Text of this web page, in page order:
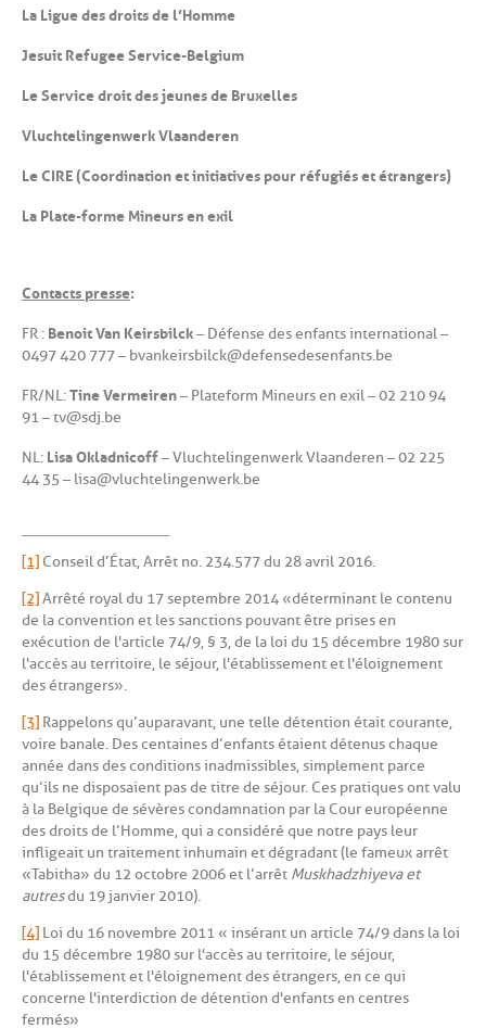
La Ligue des droits de l’Homme
Jesuit Refugee Service-Belgium
Le Service droit des jeunes de Bruxelles
Vluchtelingenwerk Vlaanderen
Le CIRE (Coordination et initiatives pour réfugiés et étrangers)
La Plate-forme Mineurs en exil
Contacts presse:
FR : Benoit Van Keirsbilck– Défense des enfants international –
0497 420 777 – bvankeirsbilck@defensedesenfants.be
FR/NL :Tine Vermeiren– Plateform Mineurs en exil – 02 210 94
91 – tv@sdj.be
NL : Lisa Okladnicoff– Vluchtelingenwerk Vlaanderen – 02 225
44 35 – lisa@vluchtelingenwerk.be
[1] Conseil d’État, Arrêt no. 234.577 du 28 avril 2016.
[2] Arrêté royal du 17 septembre 2014 « déterminant le contenu
de la convention et les sanctions pouvant être prises en
exécution de l'article 74/9, § 3, de la loi du 15 décembre 1980 sur
l'accès au territoire, le séjour, l'établissement et l'éloignement
des étrangers ».
[3] Rappelons qu’auparavant, une telle détention était courante,
voire banale. Des centaines d’enfants étaient détenus chaque
année dans des conditions inadmissibles, simplement parce
qu’ils ne disposaient pas de titre de séjour. Ces pratiques ont valu
à la Belgique de sévères condamnation par la Cour européenne
des droits de l’Homme, qui a considéré que notre pays leur
infligeait un traitement inhumain et dégradant (le fameux arrêt
« Tabitha » du 12 octobre 2006 et l’arrêt Muskhadzhiyeva et
autresdu 19 janvier 2010).
[4] Loi du 16 novembre 2011 « insérant un article 74/9 dans la loi
du 15 décembre 1980 sur l'accès au territoire, le séjour,
l'établissement et l'éloignement des étrangers, en ce qui
concerne l'interdiction de détention d'enfants en centres
fermés »